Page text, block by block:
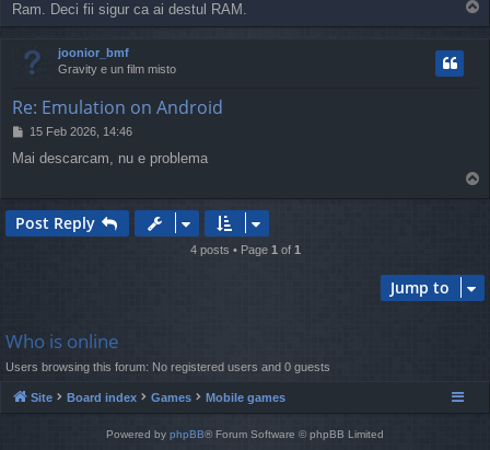
Ram. Deci fii sigur ca ai destul RAM.
o
joonior_bmf
Gravity e un film misto
Re: Emulation on Android
P
s
15 Feb 2026, 14:46
Mai descarcam, nu e problema
Post Reply
4 posts • Page 1 of 1
Jump to
Who is online
Users browsing this forum: No registered users and 0 guests
Site Board index Games Mobile games
Powered by phpBB® Forum Software © phpBB Limited